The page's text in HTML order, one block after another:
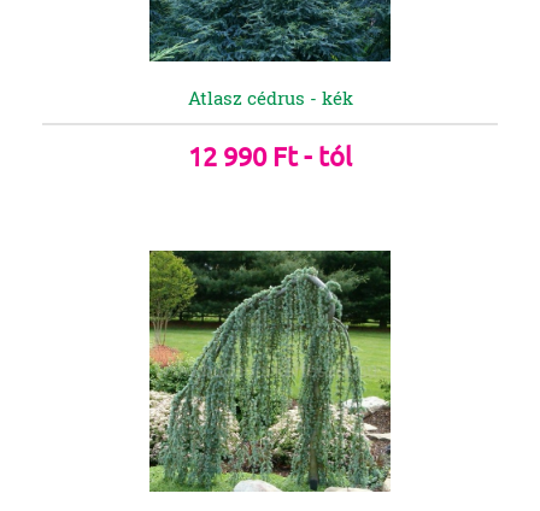
Atlasz cédrus - kék
12 990 Ft - tól